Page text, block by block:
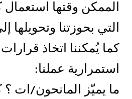
الممكن وقتها
التي بحوزتنا وتحويلها
كما يُمكننا اتخاذ
استمرارية عملنا:
ما يميّز المانحون/ات